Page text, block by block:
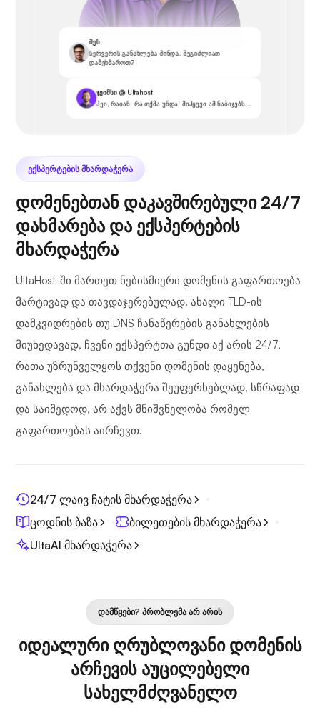
შენ
სერვერის განახლება მინდა. შეგიძლიათ
დამეხმაროთ?
ჯეიმსი @ Ultahost
ჰეი, რაიან, რა თქმა უნდა! მიჰყევი ამ ნაბიჯებს...
ᲔᲥᲡᲞᲔᲠᲢᲔᲑᲘᲡ ᲛᲮᲐᲠᲓᲐᲭᲔᲠᲐ
დომენებთან დაკავშირებული 24/7
დახმარება და ექსპერტების
მხარდაჭერა
UltaHost-ში მართეთ ნებისმიერი დომენის გაფართოება
მარტივად და თავდაჯერებულად. ახალი TLD-ის
დამკვიდრების თუ DNS ჩანაწერების განახლების
მიუხედავად, ჩვენი ექსპერტთა გუნდი აქ არის 24/7,
რათა უზრუნველყოს თქვენი დომენის დაყენება,
განახლება და მხარდაჭერა შეუფერხებლად, სწრაფად
და საიმედოდ, არ აქვს მნიშვნელობა რომელ
გაფართოებას აირჩევთ.
24/7 ლაივ ჩატის მხარდაჭერა
ცოდნის ბაზა
ბილეთების მხარდაჭერა
UltaAI მხარდაჭერა
ᲓᲐᲛᲬᲧᲔᲑᲘ? ᲞᲠᲝᲑᲚᲔᲛᲐ ᲐᲠ ᲐᲠᲘᲡ
იდეალური ღრუბლოვანი დომენის
არჩევის აუცილებელი
სახელმძღვანელო